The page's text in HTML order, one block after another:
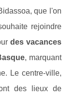
que l'on
rejoindre
des vacances
, marquant
Le centre-ville,
des lieux de